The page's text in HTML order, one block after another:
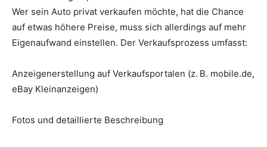
Wer sein Auto privat verkaufen möchte, hat die Chance
auf etwas höhere Preise, muss sich allerdings auf mehr
Eigenaufwand einstellen. Der Verkaufsprozess umfasst:
Anzeigenerstellung auf Verkaufsportalen (z. B. mobile.de,
eBay Kleinanzeigen)
Fotos und detaillierte Beschreibung